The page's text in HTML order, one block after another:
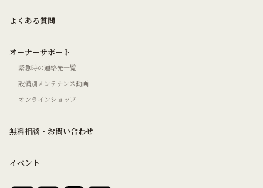
よくある質問
オーナーサポート
緊急時の連絡先一覧
設備別メンテナンス動画
オンラインショップ
無料相談・お問い合わせ
イベント